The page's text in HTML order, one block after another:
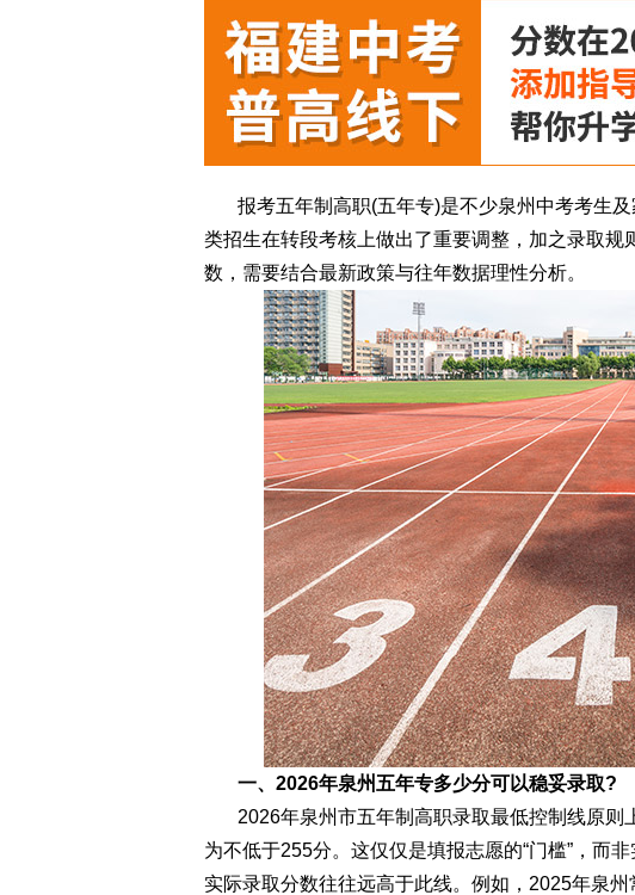
报考五年制高职(五年专)是不少泉州中考考生
类招生在转段考核上做出了重要调整，加之录取规
数，需要结合最新政策与往年数据理性分析。
一、2026年泉州五年专多少分可以稳妥录取?
2026年泉州市五年制高职录取最低控制线原则
为不低于255分。这仅仅是填报志愿的“门槛”，而
实际录取分数往往远高于此线。例如，2025年泉